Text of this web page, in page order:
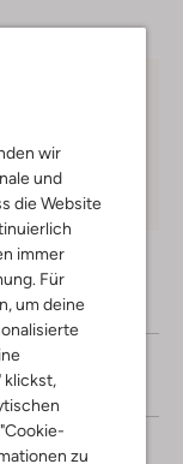
wir
und
die Website
immer
Für
um deine
klickst,
zu